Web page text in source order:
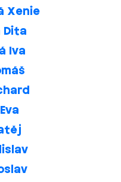
Xenie
Dita
Iva